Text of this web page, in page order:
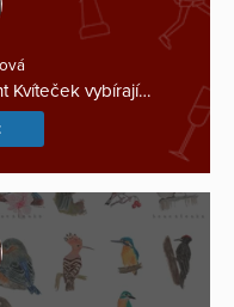
Kvíteček vybírají…